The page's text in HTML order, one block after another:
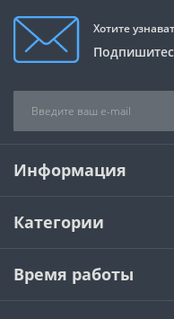
Хотите
Информация
Категории
Время работы